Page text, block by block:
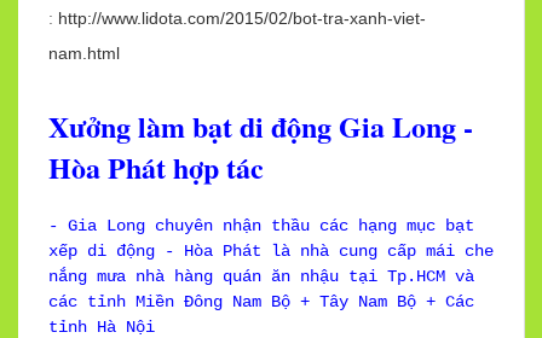
: http://www.lidota.com/2015/02/bot-tra-xanh-viet-
nam.html
Xưởng làm bạt di động Gia Long -
Hòa Phát hợp tác
- Gia Long chuyên nhận thầu các hạng mục bạt
xếp di động - Hòa Phát là nhà cung cấp mái che
nắng mưa nhà hàng quán ăn nhậu tại Tp.HCM và
các tỉnh Miền Đông Nam Bộ + Tây Nam Bộ + Các
tỉnh Hà Nội